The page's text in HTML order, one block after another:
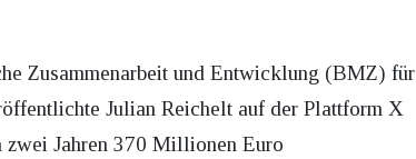
Zusammenarbeit und Entwicklung (BMZ) für
Julian Reichelt auf der Plattform X
zwei Jahren 370 Millionen Euro